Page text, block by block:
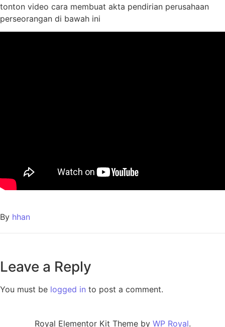
tonton video cara membuat akta pendirian perusahaan
perseorangan di bawah ini
By hhan
Leave a Reply
You must be logged in to post a comment.
Royal Elementor Kit Theme by WP Royal.